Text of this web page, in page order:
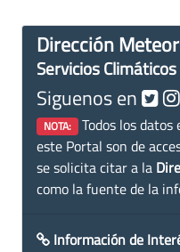
Dirección
Servicios Climáticos
Siguenos en
NOTA: Todos los datos
este Portal son de
se solicita citar a la
como la fuente de la
Información de